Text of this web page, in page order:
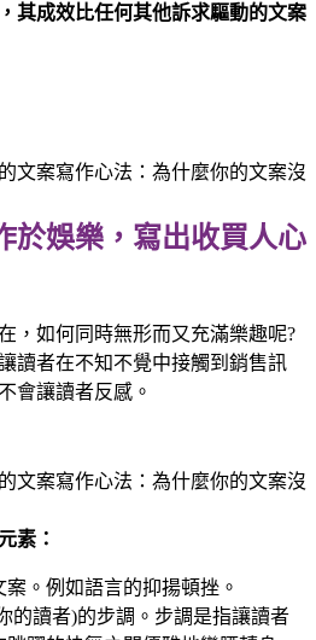
其成效比任何其他訴求驅動的文案
於娛樂，寫出收買人心
，如何同時無形而又充滿樂趣呢?
讀者在不知不覺中接觸到銷售訊
會讓讀者反感。
素：
案。例如語言的抑揚頓挫。
的讀者)的步調。步調是指讓讀者